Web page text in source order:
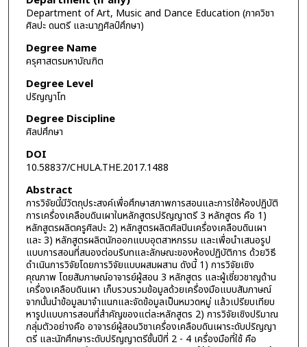
Department of Art, Music and Dance Education (ภาควิชา
ศิลปะ ดนตรี และนาฏศิลป์ศึกษา)
Degree Name
ครุศาสตรมหาบัณฑิต
Degree Level
ปริญญาโท
Degree Discipline
ศิลปศึกษา
DOI
10.58837/CHULA.THE.2017.1488
Abstract
การวิจัยนี้มีวัตถุประสงค์เพื่อศึกษาสภาพการสอนและการใช้ห้องปฏิบัติ
การเครื่องเคลือบดินเผาในหลักสูตรปริญญาตรี 3 หลักสูตร คือ 1)
หลักสูตรผลิตครูศิลปะ 2) หลักสูตรผลิตศิลปินเครื่องเคลือบดินเผา
และ 3) หลักสูตรผลิตนักออกแบบอุตสาหกรรม และเพื่อนำเสนอรูป
แบบการสอนที่สนองต่อบริบทและลักษณะของห้องปฏิบัติการ ด้วยวิธี
ดำเนินการวิจัยโดยการวิจัยแบบผสมผสาน ดังนี้ 1) การวิจัยเชิง
คุณภาพ โดยสัมภาษณ์อาจารย์ผู้สอน 3 หลักสูตร และผู้เชี่ยวชาญด้าน
เครื่องเคลือบดินเผา เก็บรวบรวมข้อมูลด้วยเครื่องมือแบบสัมภาษณ์
จากนั้นนำข้อมูลมาจำแนกและจัดข้อมูลเป็นหมวดหมู่ แล้วเปรียบเทียบ
หารูปแบบการสอนที่สำคัญของแต่ละหลักสูตร 2) การวิจัยเชิงปริมาณ
กลุ่มตัวอย่างคือ อาจารย์ผู้สอนวิชาเครื่องเคลือบดินเผาระดับปริญญา
ตรี และนักศึกษาระดับปริญญาตรีชั้นปีที่ 2 - 4 เครื่องมือที่ใช้ คือ